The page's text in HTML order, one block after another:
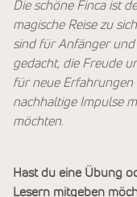
Die schöne Finca ist
magische Reise zu
sind für Anfänger und
gedacht, die Freude
für neue Erfahrungen
nachhaltige Impulse
möchten.
Hast du eine Übung
Lesern mitgeben